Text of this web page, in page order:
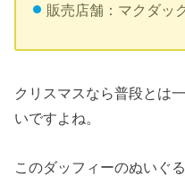
販売店舗：マクダッ
クリスマスなら普段とは
いですよね。
このダッフィーのぬいぐ